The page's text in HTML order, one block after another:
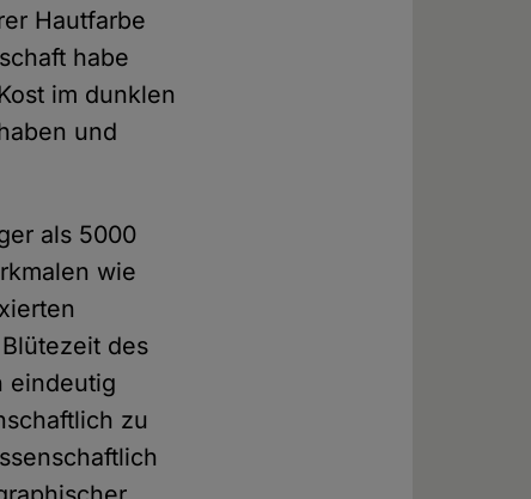
Hautfarbe
habe
im dunklen
und
als 5000
wie
des
eindeutig
zu